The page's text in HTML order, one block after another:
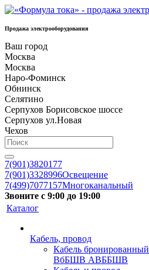
Продажа электрооборудования
Ваш город
Москва
Москва
Наро-Фоминск
Обнинск
Селятино
Серпухов Борисовское шоссе
Серпухов ул.Новая
Чехов
7(901)3820177
7(901)3328996Освещение
7(499)7077157Многоканальный
Звоните с 9:00 до 19:00
Каталог
Кабель, провод
Кабель бронированный
ВбБШВ АВББШВ